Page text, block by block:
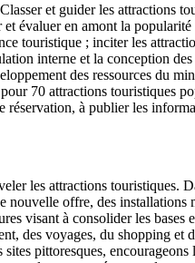
et guider les attractions
évaluer en amont la
touristique ; inciter les
interne et la conception
des ressources du
70 attractions touristiques
à publier les
les attractions touristiques.
offre, des
visant à consolider les
des voyages, du shopping
pittoresques,